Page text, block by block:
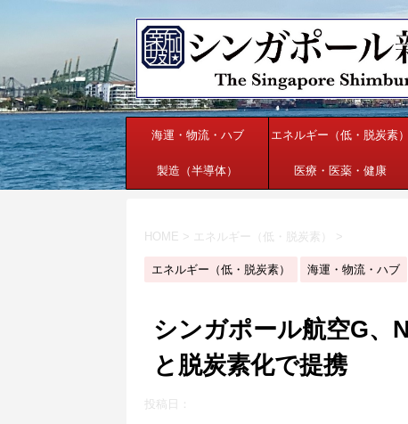
海運・物流・ハブ エネルギー（低・脱炭素）
製造（半導体） 医療・医薬・健康
HOME > エネルギー（低・脱炭素） >
エネルギー（低・脱炭素） 海運・物流・ハブ
シンガポール航空G
と脱炭素化で提携
投稿日：